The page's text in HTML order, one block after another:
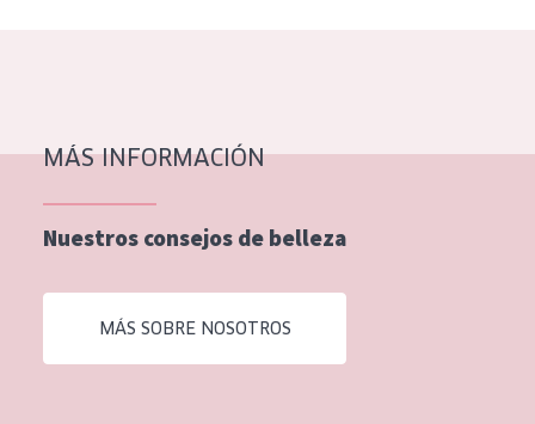
MÁS INFORMACIÓN
Nuestros consejos de belleza
MÁS SOBRE NOSOTROS